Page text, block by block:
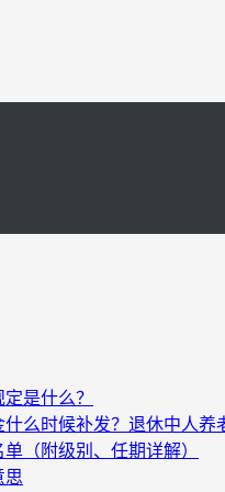
是什么？
么时候补发？退休中人养
（附级别、任期详解）
思